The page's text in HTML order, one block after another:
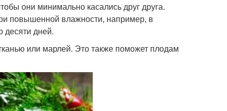
они минимально касались друг друга.
повышенной влажности, например, в
десяти дней.
или марлей. Это также поможет плодам